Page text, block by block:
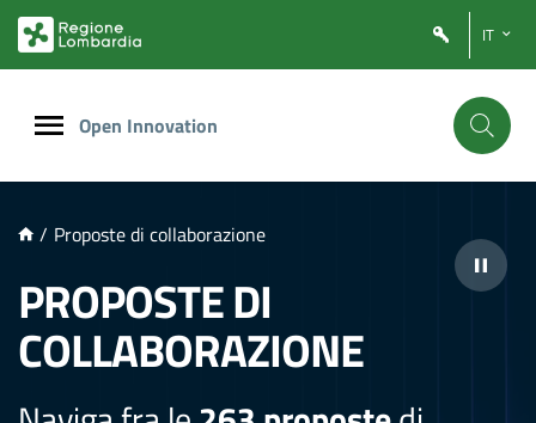
PRINCIPALE
IT
Open Innovation
/ Proposte di collaborazione
PROPOSTE DI
COLLABORAZIONE